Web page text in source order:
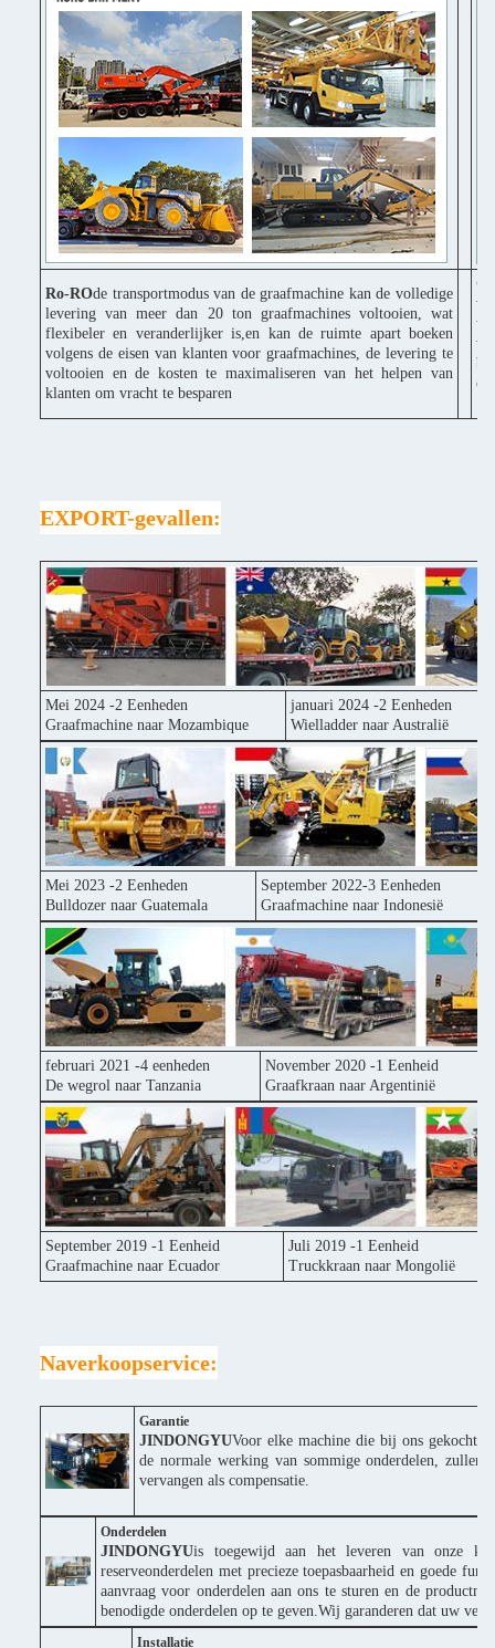
Ro-ROde transportmodus van de graafmachine kan de volledige
levering van meer dan 20 ton graafmachines voltooien, wat
flexibeler en veranderlijker is,en kan de ruimte apart boeken
volgens de eisen van klanten voor graafmachines, de levering te
voltooien en de kosten te maximaliseren van het helpen van
klanten om vracht te besparen
EXPORT-gevallen:
Mei 2024 -2 Eenheden
Graafmachine naar Mozambique
januari 2024 -2 Eenheden
Wielladder naar Australië
Mei 2023 -2 Eenheden
Bulldozer naar Guatemala
September 2022-3 Eenheden
Graafmachine naar Indonesië
februari 2021 -4 eenheden
De wegrol naar Tanzania
November 2020 -1 Eenheid
Graafkraan naar Argentinië
September 2019 -1 Eenheid
Graafmachine naar Ecuador
Juli 2019 -1 Eenheid
Truckkraan naar Mongolië
Naverkoopservice:
Garantie
JINDONGYUVoor elke machine die bij ons gekocht
de normale werking van sommige onderdelen, zullen
vervangen als compensatie.
Onderdelen
JINDONGYUis toegewijd aan het leveren van onze
reserveonderdelen met precieze toepasbaarheid en goede
aanvraag voor onderdelen aan ons te sturen en de
benodigde onderdelen op te geven.Wij garanderen dat uw
Installatie